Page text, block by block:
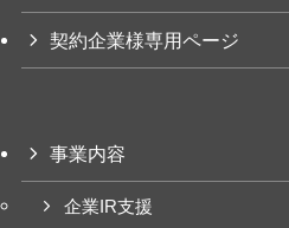
契約企業様専用ページ
事業内容
企業IR支援